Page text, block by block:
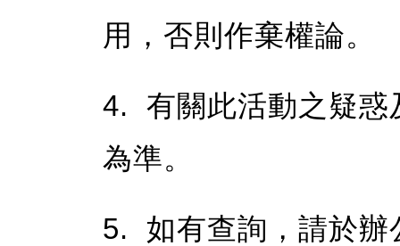
用，否則作棄權論。
4. 有關此活動之疑惑
為準。
5. 如有查詢，請於辦